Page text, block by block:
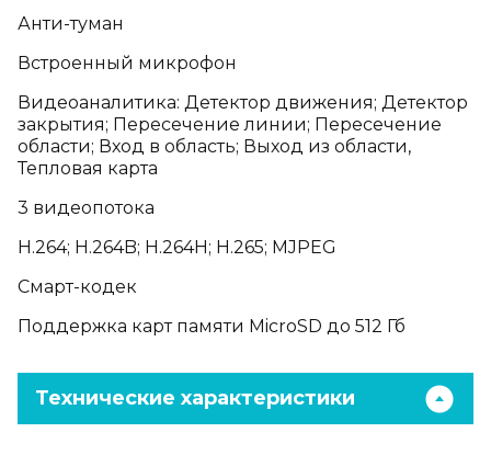
Анти-туман
Встроенный микрофон
Видеоаналитика: Детектор движения; Детектор
закрытия; Пересечение линии; Пересечение
области; Вход в область; Выход из области,
Тепловая карта
3 видеопотока
H.264; H.264B; H.264H; H.265; MJPEG
Смарт-кодек
Поддержка карт памяти MicroSD до 512 Гб
Технические характеристики